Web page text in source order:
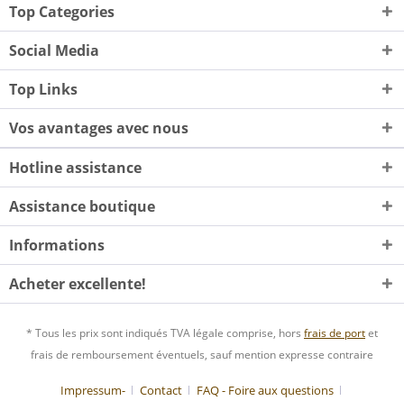
Top Categories
Social Media
Top Links
Vos avantages avec nous
Hotline assistance
Assistance boutique
Informations
Acheter excellente!
* Tous les prix sont indiqués TVA légale comprise, hors frais de portet
frais de remboursement éventuels, sauf mention expresse contraire
Impressum- Contact FAQ - Foire aux questions